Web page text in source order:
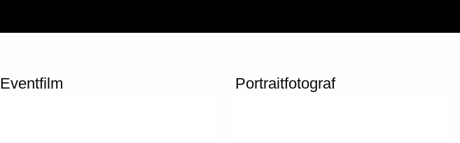
Eventfilm Portraitfotograf